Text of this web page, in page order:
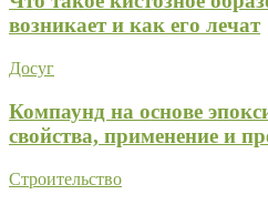
возникает и как его лечат
Досуг
Компаунд на основе
свойства, применение и
Строительство